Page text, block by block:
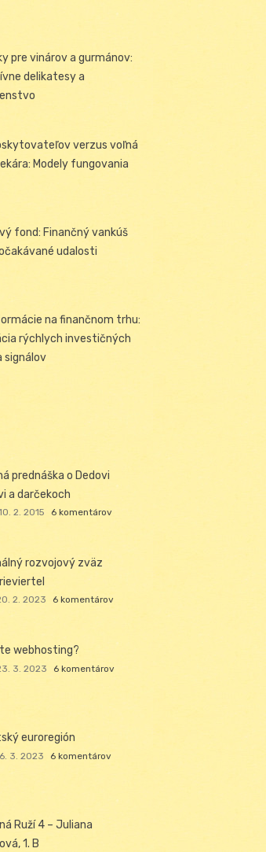
pre vinárov a gurmánov:
delikatesy a
verzus voľná
Modely fungovania
fond: Finančný vankúš
udalosti
na finančnom trhu:
rýchlych investičných
signálov
prednáška o Dedovi
a darčekoch
2. 2015 6 komentárov
rozvojový zväz
2. 2023 6 komentárov
webhosting?
3. 2023 6 komentárov
euroregión
6. 3. 2023 6 komentárov
Ruží 4 – Juliana
1. B